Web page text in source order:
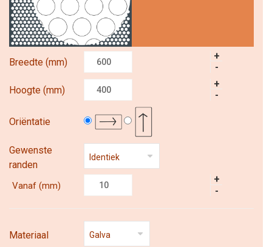
Breedte (mm)
+
-
Hoogte (mm)
+
-
Oriëntatie
Gewenste
randen
Vanaf (mm)
+
-
Materiaal